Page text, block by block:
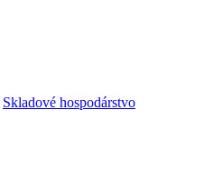
Skladové hospodárstvo